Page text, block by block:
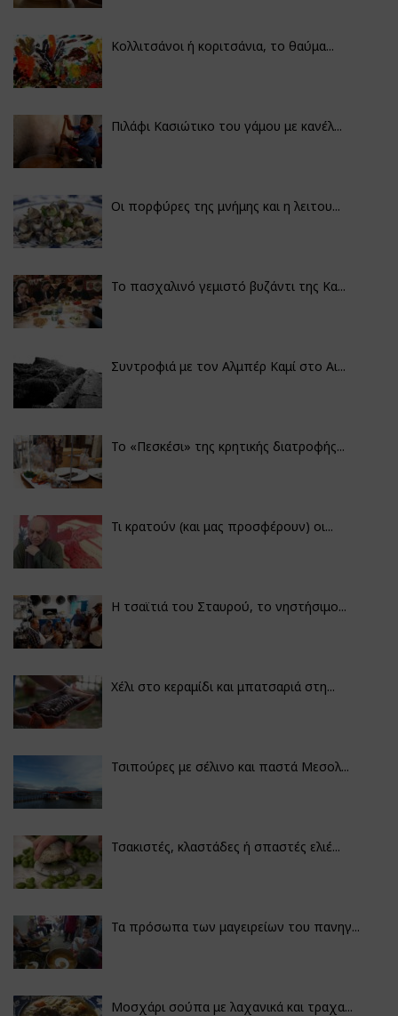
Κολλιτσάνοι ή κοριτσάνια, το θαύμα...
Πιλάφι Κασιώτικο του γάμου με κανέλ...
Οι πορφύρες της μνήμης και η λειτου...
Το πασχαλινό γεμιστό βυζάντι της Κα...
Συντροφιά με τον Αλμπέρ Καμί στο Αι...
Το «Πεσκέσι» της κρητικής διατροφής...
Τι κρατούν (και μας προσφέρουν) οι...
Η τσαϊτιά του Σταυρού, το νηστήσιμο...
Χέλι στο κεραμίδι και μπατσαριά στη...
Τσιπούρες με σέλινο και παστά Μεσολ...
Τσακιστές, κλαστάδες ή σπαστές ελιέ...
Τα πρόσωπα των μαγειρείων του πανηγ...
Μοσχάρι σούπα με λαχανικά και τραχα...